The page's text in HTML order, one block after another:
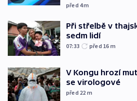
před 4m
Při střelbě v
sedm lidí
07:33 před 16 m
V Kongu hrozí
se virologové
před 22 m